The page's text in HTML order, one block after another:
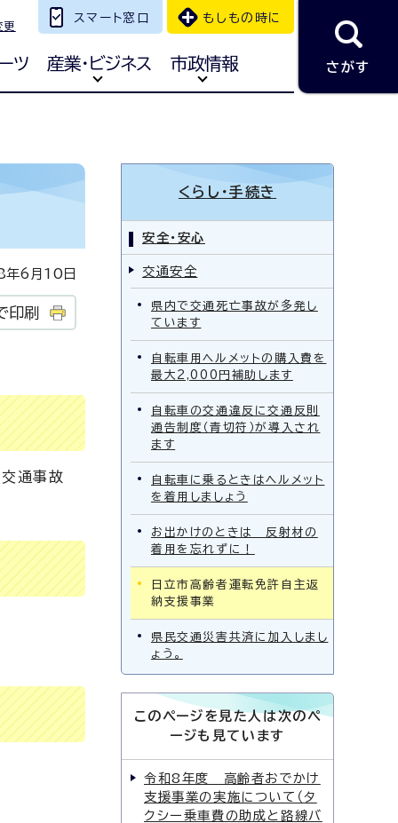
更
スマート窓口 もしもの時に
ツ 産業・ビジネス 市政情報 さがす
6月10日
印刷
通事故
くらし・手続き
安全・安心
交通安全
県内で交通死亡事故が多発し
ています
自転車用ヘルメットの購入費を
最大2,000円補助します
自転車の交通違反に交通反則
通告制度（青切符）が導入され
ます
自転車に乗るときはヘルメット
を着用しましょう
お出かけのときは 反射材の
着用を忘れずに！
日立市高齢者運転免許自主返
納支援事業
県民交通災害共済に加入しまし
ょう。
このページを見た人は次のペ
ージも見ています
令和8年度 高齢者おでかけ
支援事業の実施について（タ
クシー乗車費の助成と路線バ